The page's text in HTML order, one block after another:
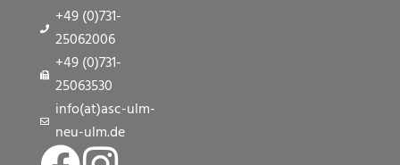
+49 (0)731-
25062006
+49 (0)731-
25063530
info(at)asc-ulm-
neu-ulm.de